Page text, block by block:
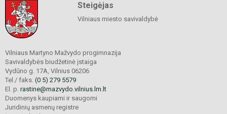
Steigėjas
Vilniaus miesto savivaldybė
Vilniaus Martyno Mažvydo progimnazija
Savivaldybės biudžetinė įstaiga
Vydūno g. 17A, Vilnius 06206
Tel./ faks. (0 5) 279 5579
El. p. rastine@mazvydo.vilnius.lm.lt
Duomenys kaupiami ir saugomi
Juridinių asmenų registre